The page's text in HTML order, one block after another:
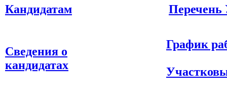
Кандидатам
Сведения о
кандидатах
График